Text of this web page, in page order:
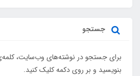
جستجو
برای جستجو در نوشته‌های وب‌سایت،
بنویسید و بر روی دکمه کلیک کنید.